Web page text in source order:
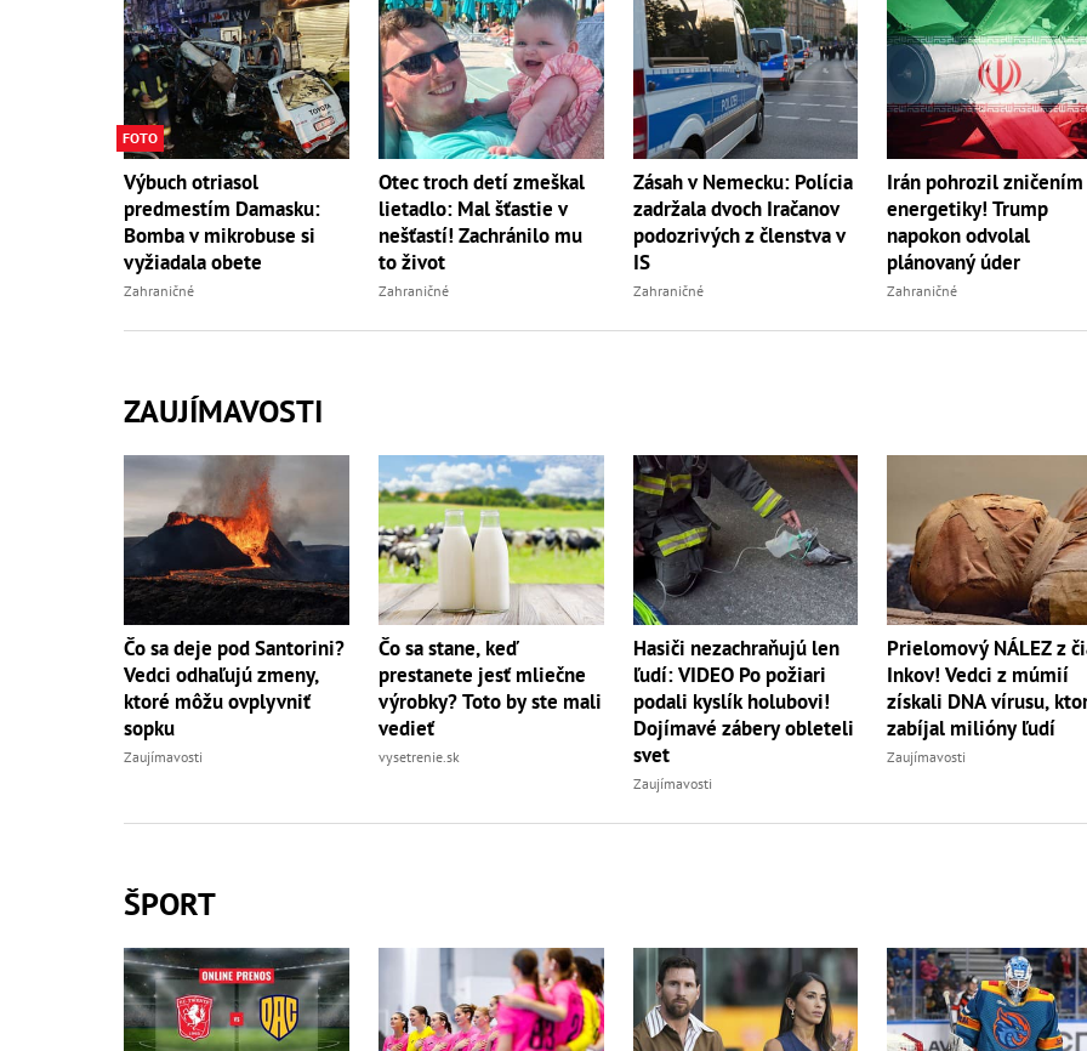
FOTO
Výbuch otriasol
predmestím Damasku:
Bomba v mikrobuse si
vyžiadala obete
Zahraničné
Otec troch detí zmeškal
lietadlo: Mal šťastie v
nešťastí! Zachránilo mu
to život
Zahraničné
Zásah v Nemecku: Polícia
zadržala dvoch Iračanov
podozrivých z členstva v
IS
Zahraničné
Irán pohrozil zničením
energetiky! Trump
napokon odvolal
plánovaný úder
Zahraničné
ZAUJÍMAVOSTI
Čo sa deje pod Santorini?
Vedci odhaľujú zmeny,
ktoré môžu ovplyvniť
sopku
Zaujímavosti
Čo sa stane, keď
prestanete jesť mliečne
výrobky? Toto by ste mali
vedieť
vysetrenie.sk
Hasiči nezachraňujú len
ľudí: VIDEO Po požiari
podali kyslík holubovi!
Dojímavé zábery obleteli
svet
Zaujímavosti
Prielomový NÁLEZ z
Inkov! Vedci z múmií
získali DNA vírusu,
zabíjal milióny ľudí
Zaujímavosti
ŠPORT